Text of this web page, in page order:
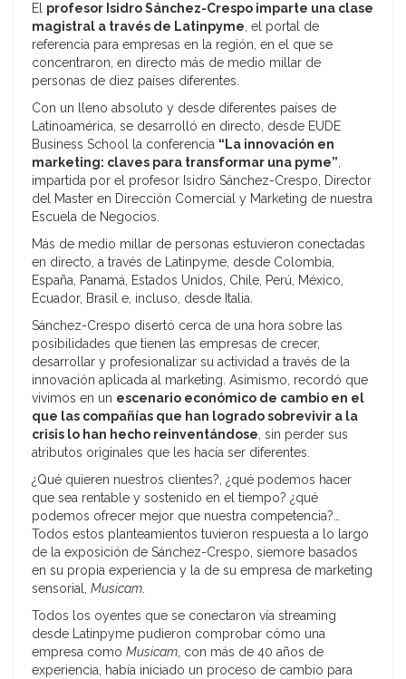
El profesor Isidro Sánchez-Crespo imparte una clase
magistral a través de Latinpyme, el portal de
referencia para empresas en la región, en el que se
concentraron, en directo más de medio millar de
personas de diez países diferentes.
Con un lleno absoluto y desde diferentes países de
Latinoamérica, se desarrolló en directo, desde EUDE
Business School la conferencia “La innovación en
marketing: claves para transformar una pyme”,
impartida por el profesor Isidro Sánchez-Crespo, Director
del Master en Dirección Comercial y Marketing de nuestra
Escuela de Negocios.
Más de medio millar de personas estuvieron conectadas
en directo, a través de Latinpyme, desde Colombia,
España, Panamá, Estados Unidos, Chile, Perú, México,
Ecuador, Brasil e, incluso, desde Italia.
Sánchez-Crespo disertó cerca de una hora sobre las
posibilidades que tienen las empresas de crecer,
desarrollar y profesionalizar su actividad a través de la
innovación aplicada al marketing. Asimismo, recordó que
vivimos en un escenario económico de cambio en el
que las compañías que han logrado sobrevivir a la
crisis lo han hecho reinventándose, sin perder sus
atributos originales que les hacía ser diferentes.
¿Qué quieren nuestros clientes?, ¿qué podemos hacer
que sea rentable y sostenido en el tiempo? ¿qué
podemos ofrecer mejor que nuestra competencia?…
Todos estos planteamientos tuvieron respuesta a lo largo
de la exposición de Sánchez-Crespo, siemore basados
en su propia experiencia y la de su empresa de marketing
sensorial, Musicam.
Todos los oyentes que se conectaron vía streaming
desde Latinpyme pudieron comprobar cómo una
empresa como Musicam, con más de 40 años de
experiencia, había iniciado un proceso de cambio para